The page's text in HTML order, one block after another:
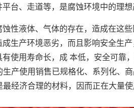
台、走道等，是腐蚀环境中的理
液体、气体的存在，造成在这些
成生产环境恶劣，而且影响安全生
使用寿命长，成 本低，安全可靠
生产使用销售已规格化、系列化、
经济合理的材料，因而正在大量